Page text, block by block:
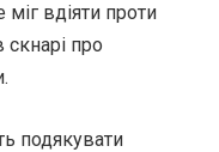
вдіяти проти
скнарі про
подякувати